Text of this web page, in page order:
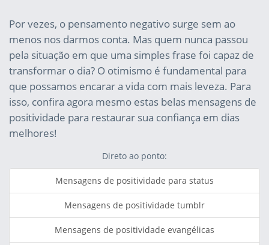
Por vezes, o pensamento negativo surge sem ao
menos nos darmos conta. Mas quem nunca passou
pela situação em que uma simples frase foi capaz de
transformar o dia? O otimismo é fundamental para
que possamos encarar a vida com mais leveza. Para
isso, confira agora mesmo estas belas mensagens de
positividade para restaurar sua confiança em dias
melhores!
Direto ao ponto:
Mensagens de positividade para status
Mensagens de positividade tumblr
Mensagens de positividade evangélicas